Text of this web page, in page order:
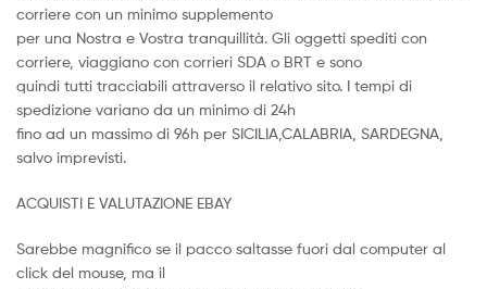
corriere con un minimo supplemento
per una Nostra e Vostra tranquillità. Gli oggetti spediti con
corriere, viaggiano con corrieri SDA o BRT e sono
quindi tutti tracciabili attraverso il relativo sito. I tempi di
spedizione variano da un minimo di 24h
fino ad un massimo di 96h per SICILIA,CALABRIA, SARDEGNA,
salvo imprevisti.
ACQUISTI E VALUTAZIONE EBAY
Sarebbe magnifico se il pacco saltasse fuori dal computer al
click del mouse, ma il